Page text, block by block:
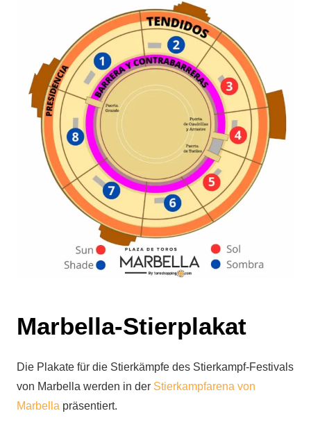
Marbella-Stierplakat
Die Plakate für die Stierkämpfe des Stierkampf-Festivals
von Marbella werden in der Stierkampfarena von
Marbella präsentiert.